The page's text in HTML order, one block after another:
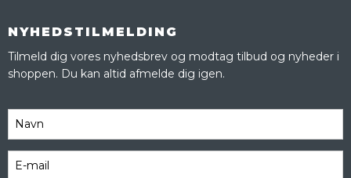
NYHEDSTILMELDING
Tilmeld dig vores nyhedsbrev og modtag tilbud og nyheder i
shoppen. Du kan altid afmelde dig igen.